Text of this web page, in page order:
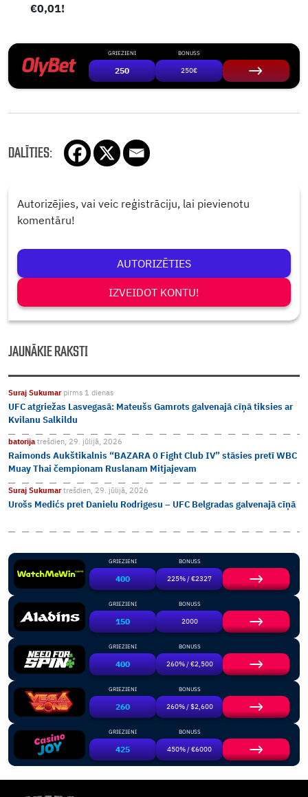
€0,01!
GRIEZIENI
250
BONUSS
250€
DALĪTIES:
Autorizējies, vai veic reģistrāciju, lai pievienotu
komentāru!
AUTORIZĒTIES
IZVEIDOT KONTU!
JAUNĀKIE RAKSTI
Suraj Sukumar pirms 1 dienas
UFC atgriežas Lasvegasā: Mateušs Gamrots galvenajā cīņā tiksies ar
Kvilanu Salkildu
batorija trešdien, 29. jūlijā, 2026
Raimonds Aukštikalnis “BAZARA 0 Fight Club IV” stāsies pretī WBC
Muay Thai čempionam Ruslanam Mitjajevam
Suraj Sukumartrešdien, 29. jūlijā, 2026
Urošs Medićs pret Danielu Rodrigesu – UFC Belgradas galvenajā cīņā
GRIEZIENI
400
BONUSS
225% / €2327
GRIEZIENI
150
BONUSS
2000
GRIEZIENI
400
BONUSS
260% / €2,500
GRIEZIENI
260
BONUSS
260% / $2,600
GRIEZIENI
425
BONUSS
450% / €6000